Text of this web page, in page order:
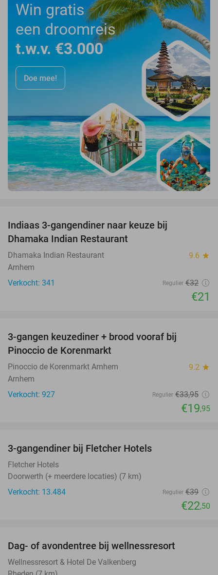
Win gratis
een droomreis
t.w.v. €3.000
Doe mee!
Indiaas 3-gangendiner naar keuze bij
Dhamaka Indian Restaurant
Dhamaka Indian Restaurant 9.6 star
Arnhem
Verkocht: 341
Regulier €32
€21
3-gangen keuzediner + brood vooraf bij
Pinoccio de Korenmarkt
Pinoccio de Korenmarkt Arnhem 9.2 star
Arnhem
Verkocht: 927
Regulier €33,95
€19,95
3-gangendiner bij Fletcher Hotels
Fletcher Hotels
Doorwerth (+ meerdere locaties) (7 km)
Verkocht: 13.484
Regulier €39
€22,50
Dag- of avondentree bij wellnessresort
Wellnessresort & Hotel De Valkenberg